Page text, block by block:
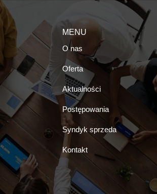
MENU
O nas
Oferta
Aktualności
Postępowania
Syndyk sprzeda
Kontakt